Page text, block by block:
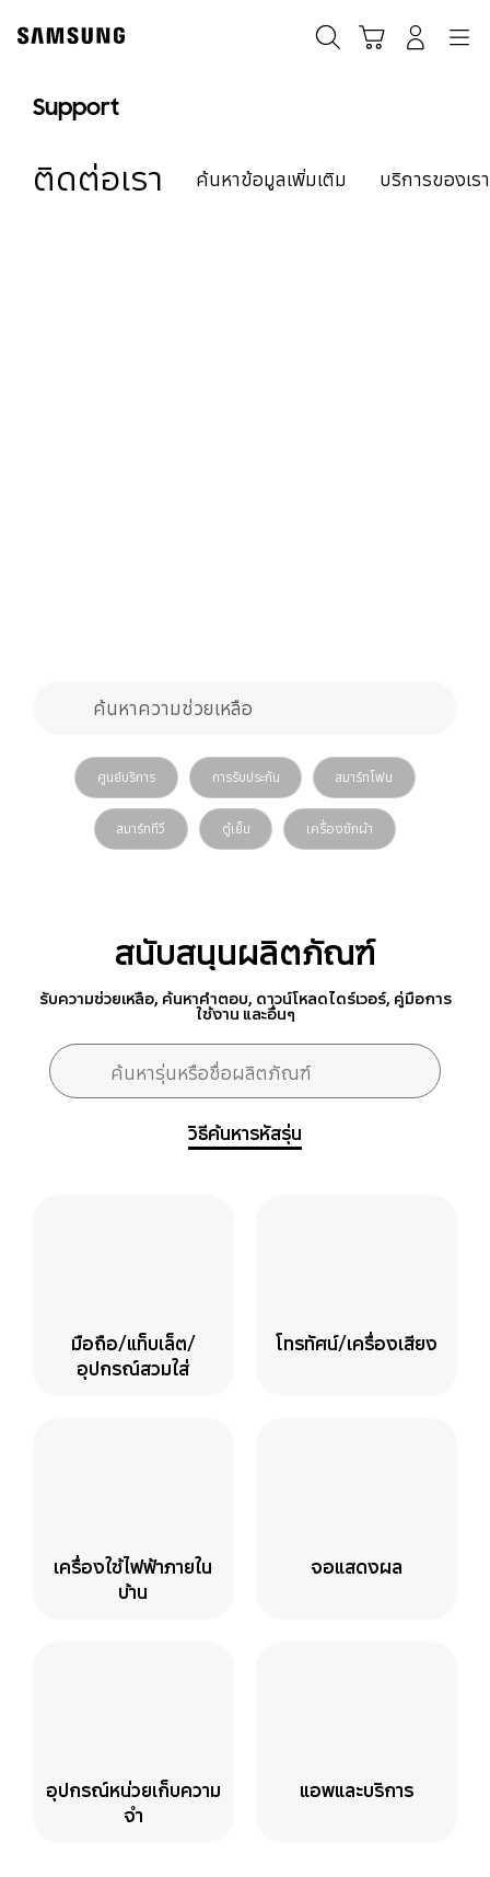
content
Support
ติดต่อเรา ค้นหาข้อมูลเพิ่มเติม บริการของเรา
ค้นหาความช่วยเหลือ
ศูนย์บริการ การรับประกัน สมาร์ทโฟน
สมาร์ททีวี ตู้เย็น เครื่องซักผ้า
สนับสนุนผลิตภัณฑ์
รับความช่วยเหลือ, ค้นหาคำตอบ, ดาวน์โหลดไดร์เวอร์, คู่มือการ
ใช้งาน และอื่นๆ
ค้นหารุ่นหรือชื่อผลิตภัณฑ์
วิธีค้นหารหัสรุ่น
มือถือ/แท็บเล็ต/
อุปกรณ์สวมใส่
โทรทัศน์/เครื่องเสียง
เครื่องใช้ไฟฟ้าภายใน
บ้าน
จอแสดงผล
อุปกรณ์หน่วยเก็บความ
จำ
แอพและบริการ